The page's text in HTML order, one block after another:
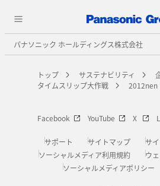
パナソニック ホールディングス株式会社
トップ サステナビリティ
タイムスリップ大作戦
2012nen
Facebook YouTube X
サポート サイトマップ
サ
ソーシャルメディア利用規約
ウ
ソーシャルメディアポリシー